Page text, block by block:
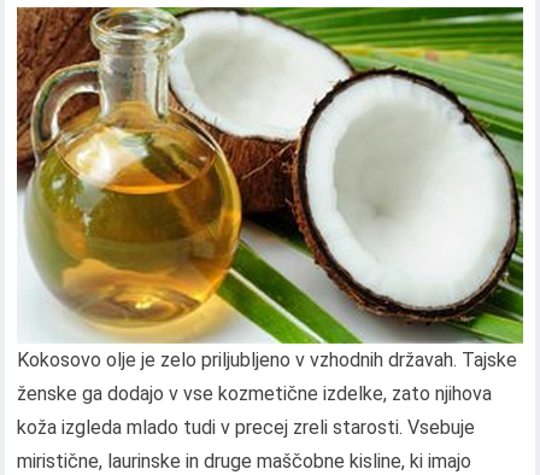
Kokosovo olje je zelo priljubljeno v vzhodnih državah. Tajske
ženske ga dodajo v vse kozmetične izdelke, zato njihova
koža izgleda mlado tudi v precej zreli starosti. Vsebuje
miristične, laurinske in druge maščobne kisline, ki imajo